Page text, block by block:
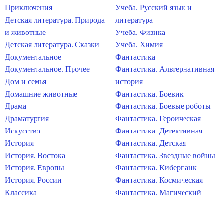
Приключения
Детская литература. Природа
и животные
Детская литература. Сказки
Документальное
Документальное. Прочее
Дом и семья
Домашние животные
Драма
Драматургия
Искусство
История
История. Востока
История. Европы
История. России
Классика
Учеба. Русский язык и
литература
Учеба. Физика
Учеба. Химия
Фантастика
Фантастика. Альтернативная
история
Фантастика. Боевик
Фантастика. Боевые роботы
Фантастика. Героическая
Фантастика. Детективная
Фантастика. Детская
Фантастика. Звездные войны
Фантастика. Киберпанк
Фантастика. Космическая
Фантастика. Магический